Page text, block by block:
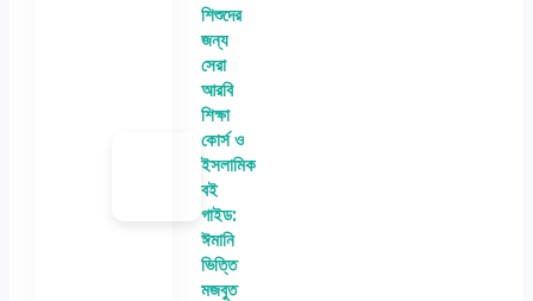
শিশুদের
জন্য
সেরা
আরবি
শিক্ষা
কোর্স ও
ইসলামিক
বই
গাইড:
ঈমানি
ভিত্তি
মজবুত